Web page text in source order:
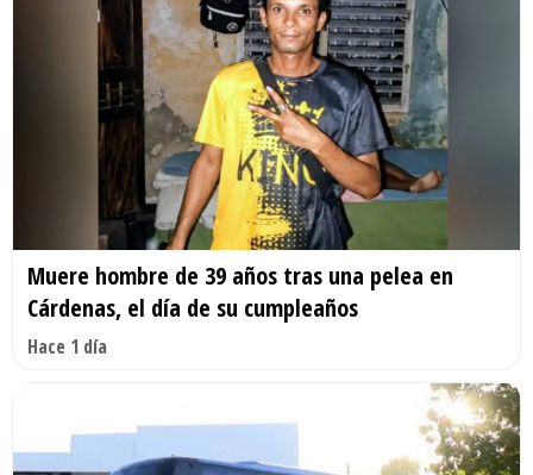
Muere hombre de 39 años tras una pelea en
Cárdenas, el día de su cumpleaños
Hace 1 día